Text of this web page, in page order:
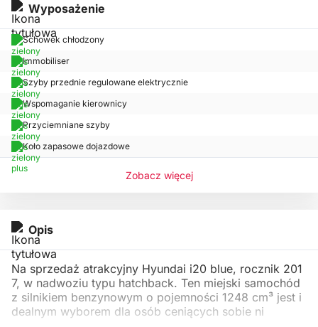
Wyposażenie
Schowek chłodzony
Immobiliser
Szyby przednie regulowane elektrycznie
Wspomaganie kierownicy
Przyciemniane szyby
Koło zapasowe dojazdowe
Zobacz więcej
Opis
Na sprzedaż atrakcyjny Hyundai i20 blue, rocznik 201
7, w nadwoziu typu hatchback. Ten miejski samochód
z silnikiem benzynowym o pojemności 1248 cm³ jest i
dealnym wyborem dla osób ceniących sobie ni